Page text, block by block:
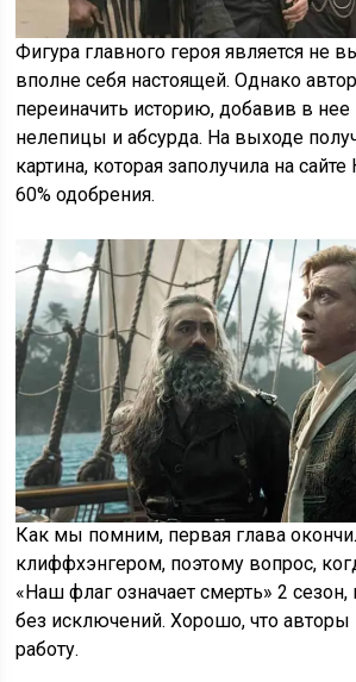
Фигура главного героя является не
вполне себя настоящей. Однако
переиначить историю, добавив в
нелепицы и абсурда. На выходе
картина, которая заполучила на
60% одобрения.
Как мы помним, первая глава
клиффхэнгером, поэтому вопрос,
«Наш флаг означает смерть» 2
без исключений. Хорошо, что
работу.